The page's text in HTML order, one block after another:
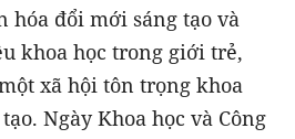
hóa đổi mới sáng tạo và
khoa học trong giới trẻ,
xã hội tôn trọng khoa
Ngày Khoa học và Công